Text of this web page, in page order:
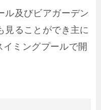
ル及びビアガーデン
見ることができ主に
ミングプールで開